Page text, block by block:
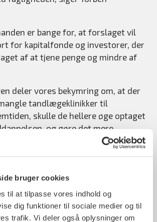
bruger cookies
til at tilpasse vores indhold og
dig funktioner til sociale medier og til
trafik. Vi deler også oplysninger om
er bange for, at forslaget vil
for kapitalfonde og investorer, der
af at tjene penge og mindre af
deler vores bekymring om, at der
tandlægeklinikker til
skulle de hellere øge optaget
og gøre det mere
privatpraktiserende tandlæge,
er også kritisk overfor et
som fx tandeftersyn,
røntgenbilleder og indføre